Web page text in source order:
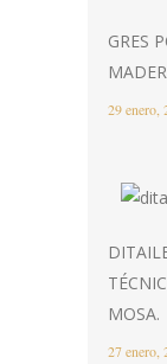
GRES
29 enero,
MOSA.
27 enero,